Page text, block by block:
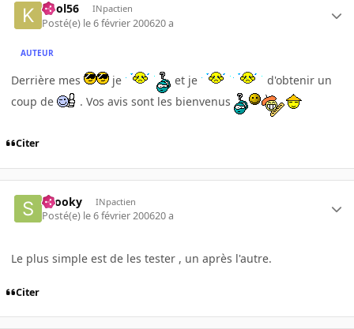
kool56 INpactien
Posté(e) le 6 février 200620 a
AUTEUR
Derrière mes je et je
d'obtenir un
coup de
. Vos avis sont les bienvenus
Citer
snooky INpactien
Posté(e) le 6 février 200620 a
Le plus simple est de les tester , un après l'autre.
Citer